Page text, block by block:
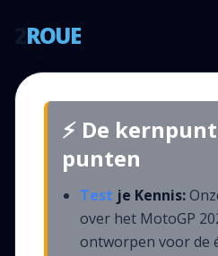
ROUE
⚡ De
punten
Test je Kennis:
over het MotoGP
ontworpen voor de